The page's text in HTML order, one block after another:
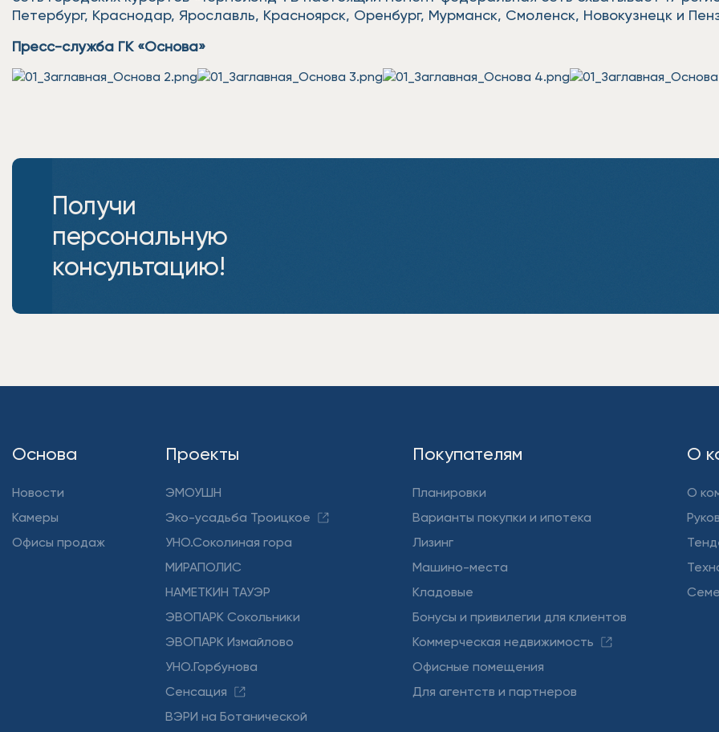
Петербург, Краснодар, Ярославль, Красноярск, Оренбург, Мурманск, Смоленск, Новокузнецк и
Пресс-служба ГК «Основа»
Получи
персональную
консультацию!
Основа
Новости
Камеры
Офисы продаж
Проекты
ЭМОУШН
Эко-усадьба Троицкое
УНО.Соколиная гора
МИРАПОЛИС
НАМЕТКИН ТАУЭР
ЭВОПАРК Сокольники
ЭВОПАРК Измайлово
УНО.Горбунова
Сенсация
ВЭРИ на Ботанической
Покупателям
Планировки
Варианты покупки и ипотека
Лизинг
Машино-места
Кладовые
Бонусы и привилегии для клиентов
Коммерческая недвижимость
Офисные помещения
Для агентств и партнеров
О
О